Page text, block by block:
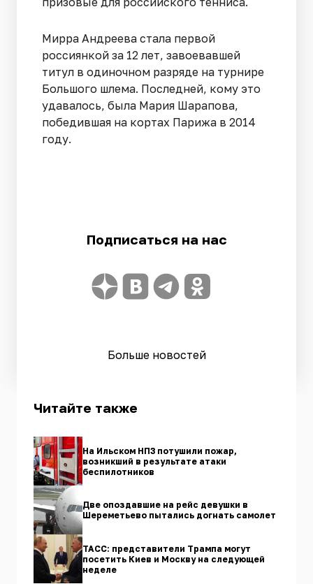
Мирра Андреева стала первой
россиянкой за 12 лет, завоевавшей
титул в одиночном разряде на турнире
Большого шлема. Последней, кому это
удавалось, была Мария Шарапова,
победившая на кортах Парижа в 2014
году.
Подписаться на нас
Больше новостей
Читайте также
На Ильском НПЗ потушили пожар,
возникший в результате атаки
беспилотников
Две опоздавшие на рейс девушки в
Шереметьево пытались догнать самолет
ТАСС: представители Трампа могут
посетить Киев и Москву на следующей
неделе